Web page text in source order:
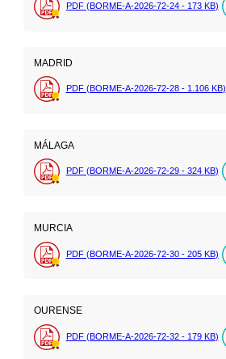
PDF (BORME-A-2026-72-24 - 173 KB)
MADRID
PDF (BORME-A-2026-72-28 - 1.106 KB)
MÁLAGA
PDF (BORME-A-2026-72-29 - 324 KB)
MURCIA
PDF (BORME-A-2026-72-30 - 205 KB)
OURENSE
PDF (BORME-A-2026-72-32 - 179 KB)